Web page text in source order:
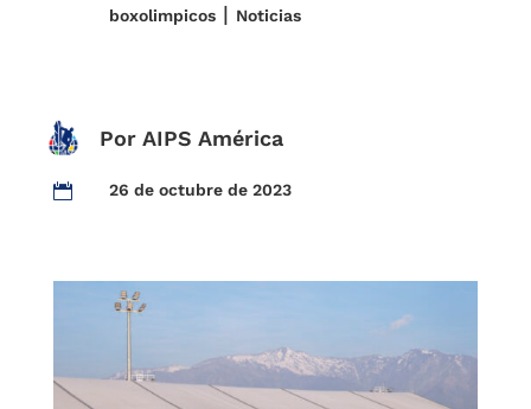
boxolimpicos| Noticias
Por AIPS América
 26 de octubre de 2023